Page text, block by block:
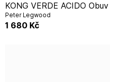
KONG VERDE ACIDO Obuv
Peter Legwood
1 680 Kč